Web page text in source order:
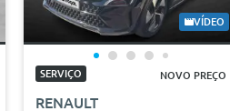
VÍDEO
SERVIÇO NOVO PREÇO
RENAULT